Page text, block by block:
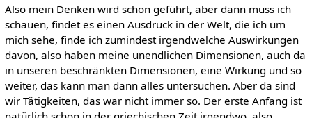
Also mein Denken wird schon geführt, aber dann muss ich
schauen, findet es einen Ausdruck in der Welt, die ich um
mich sehe, finde ich zumindest irgendwelche Auswirkungen
davon, also haben meine unendlichen Dimensionen, auch da
in unseren beschränkten Dimensionen, eine Wirkung und so
weiter, das kann man dann alles untersuchen. Aber da sind
wir Tätigkeiten, das war nicht immer so. Der erste Anfang ist